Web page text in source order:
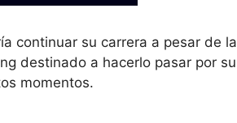
continuar su carrera a pesar de la
destinado a hacerlo pasar por su
momentos.